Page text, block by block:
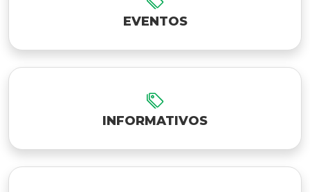
EVENTOS
INFORMATIVOS